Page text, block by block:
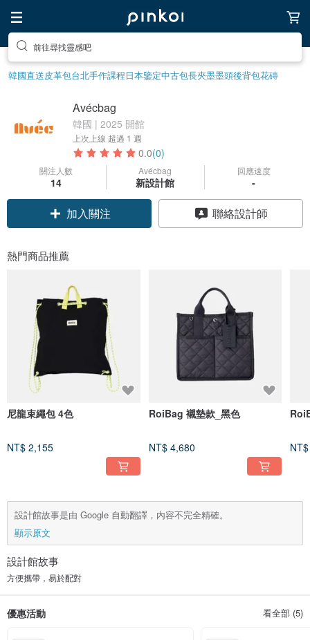
前往尋找靈感吧
韓國直送皮革包台北手作課程日本鑒定中古包長夾墨墨頭後背包花磚
Avécbag
韓國 | 2025 開館
上次上線 超過 1 週
0.0(0)
關注人數
14
Avécbag
新設計館
回應速度
-
加入關注 聯絡設計師
熱門商品推薦
尼龍束繩包 4色
NT$ 2,155
RoiBag 襯墊款_黑色
NT$ 4,680
設計館故事是由 Google 自動翻譯，內容不完全精確。
顯示原文
設計館故事
方便攜帶，易於配對
優惠活動 看全部 (5)